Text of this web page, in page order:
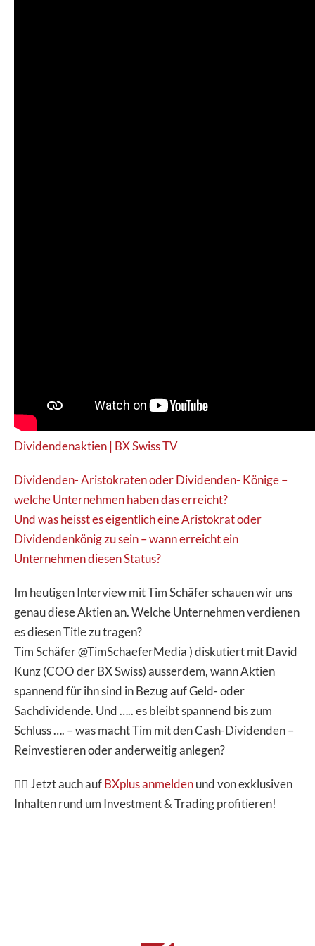
Dividendenaktien | BX Swiss TV
Dividenden- Aristokraten oder Dividenden- Könige –
welche Unternehmen haben das erreicht?
Und was heisst es eigentlich eine Aristokrat oder
Dividendenkönig zu sein – wann erreicht ein
Unternehmen diesen Status?
Im heutigen Interview mit Tim Schäfer schauen wir uns
genau diese Aktien an. Welche Unternehmen verdienen
es diesen Title zu tragen?
Tim Schäfer @TimSchaeferMedia ) diskutiert mit David
Kunz (COO der BX Swiss) ausserdem, wann Aktien
spannend für ihn sind in Bezug auf Geld- oder
Sachdividende. Und ….. es bleibt spannend bis zum
Schluss …. – was macht Tim mit den Cash-Dividenden –
Reinvestieren oder anderweitig anlegen?
👉🏽 Jetzt auch aufBXplus anmeldenund von exklusiven
Inhalten rund um Investment & Trading profitieren!